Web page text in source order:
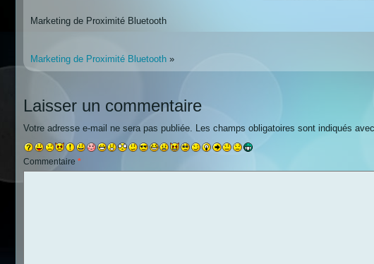
Marketing de Proximité Bluetooth
Marketing de Proximité Bluetooth »
Laisser un commentaire
Votre adresse e-mail ne sera pas publiée. Les champs obligatoires sont indiqués avec
Commentaire *